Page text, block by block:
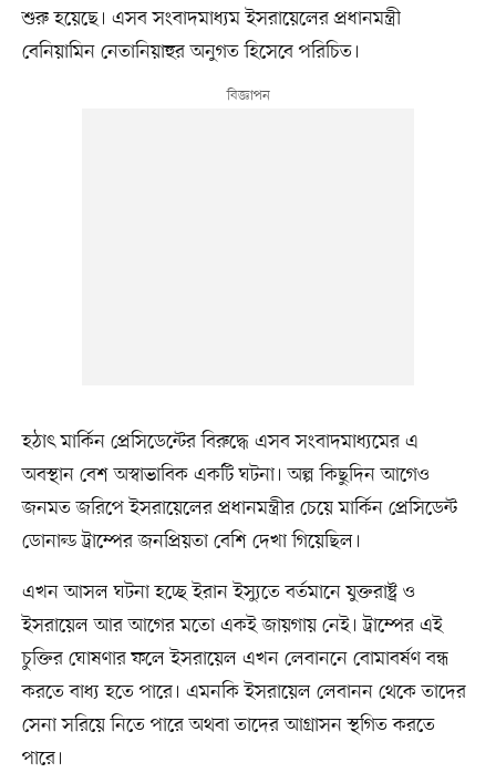
শুরু হয়েছে। এসব সংবাদমাধ্যম ইসরায়েলের প্রধানমন্ত্রী
বেনিয়ামিন নেতানিয়াহুর অনুগত হিসেবে পরিচিত।
হঠাৎ মার্কিন প্রেসিডেন্টের বিরুদ্ধে এসব সংবাদমাধ্যমের এ
অবস্থান বেশ অস্বাভাবিক একটি ঘটনা। অল্প কিছুদিন আগেও
জনমত জরিপে ইসরায়েলের প্রধানমন্ত্রীর চেয়ে মার্কিন প্রেসিডেন্ট
ডোনাল্ড ট্রাম্পের জনপ্রিয়তা বেশি দেখা গিয়েছিল।
এখন আসল ঘটনা হচ্ছে ইরান ইস্যুতে বর্তমানে যুক্তরাষ্ট্র ও
ইসরায়েল আর আগের মতো একই জায়গায় নেই। ট্রাম্পের এই
চুক্তির ঘোষণার ফলে ইসরায়েল এখন লেবাননে বোমাবর্ষণ বন্ধ
করতে বাধ্য হতে পারে। এমনকি ইসরায়েল লেবানন থেকে তাদের
সেনা সরিয়ে নিতে পারে অথবা তাদের আগ্রাসন স্থগিত করতে
পারে।